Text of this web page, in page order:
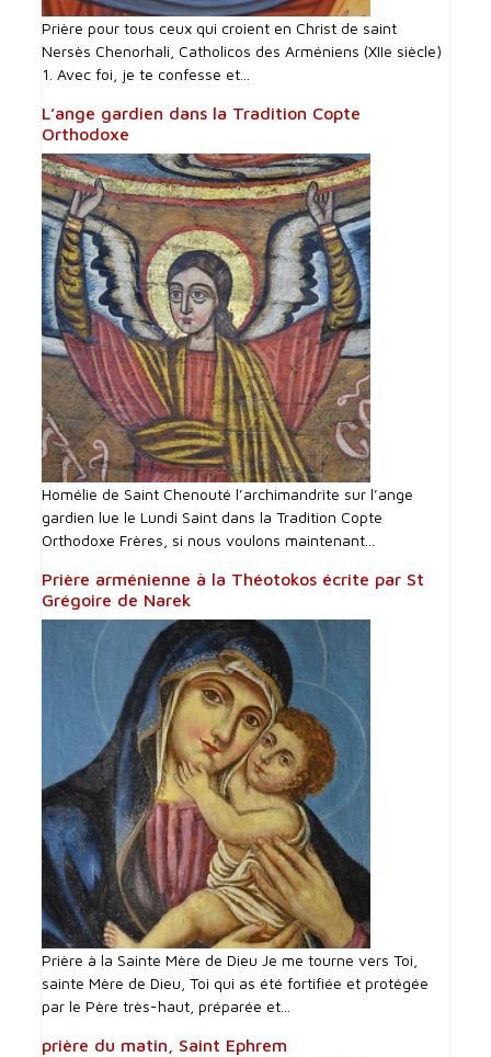
Prière pour tous ceux qui croient en Christ de saint
Nersès Chenorhali, Catholicos des Arméniens (XIIe siècle)
1. Avec foi, je te confesse et...
L’ange gardien dans la Tradition Copte
Orthodoxe
Homélie de Saint Chenouté l’archimandrite sur l’ange
gardien lue le Lundi Saint dans la Tradition Copte
Orthodoxe Frères, si nous voulons maintenant...
Prière arménienne à la Théotokos écrite par St
Grégoire de Narek
Prière à la Sainte Mère de Dieu Je me tourne vers Toi,
sainte Mère de Dieu, Toi qui as été fortifiée et protégée
par le Père très-haut, préparée et...
prière du matin, Saint Ephrem